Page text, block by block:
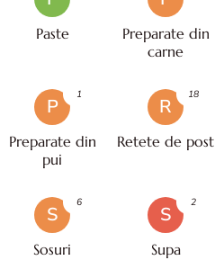
Paste
Preparate din
carne
P
Preparate din
pui
1
R
Retete de post
18
S
Sosuri
6
S
Supa
2